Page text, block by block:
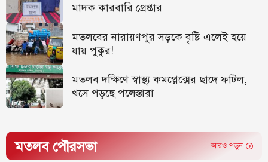
মাদক কারবারি গ্রেপ্তার
মতলবের নারায়ণপুর সড়কে বৃষ্টি এলেই হয়ে
যায় পুকুর!
মতলব দক্ষিণে স্বাস্থ্য কমপ্লেক্সের ছাদে ফাটল,
খসে পড়ছে পলেস্তারা
মতলব পৌরসভা আরও পড়ুন